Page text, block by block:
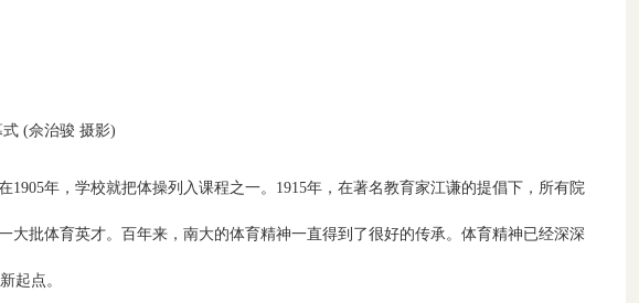
(佘治骏 摄影)
年，学校就把体操列入课程之一。1915年，在著名教育家江谦的提倡下，所有院
批体育英才。百年来，南大的体育精神一直得到了很好的传承。体育精神已经深深
起点。